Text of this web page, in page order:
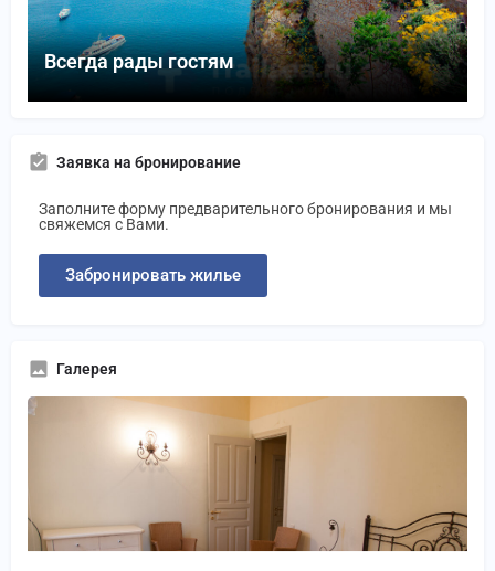
Всегда рады гостям
Заявка на бронирование
Заполните форму предварительного бронирования и мы
свяжемся с Вами.
Забронировать жилье
Галерея